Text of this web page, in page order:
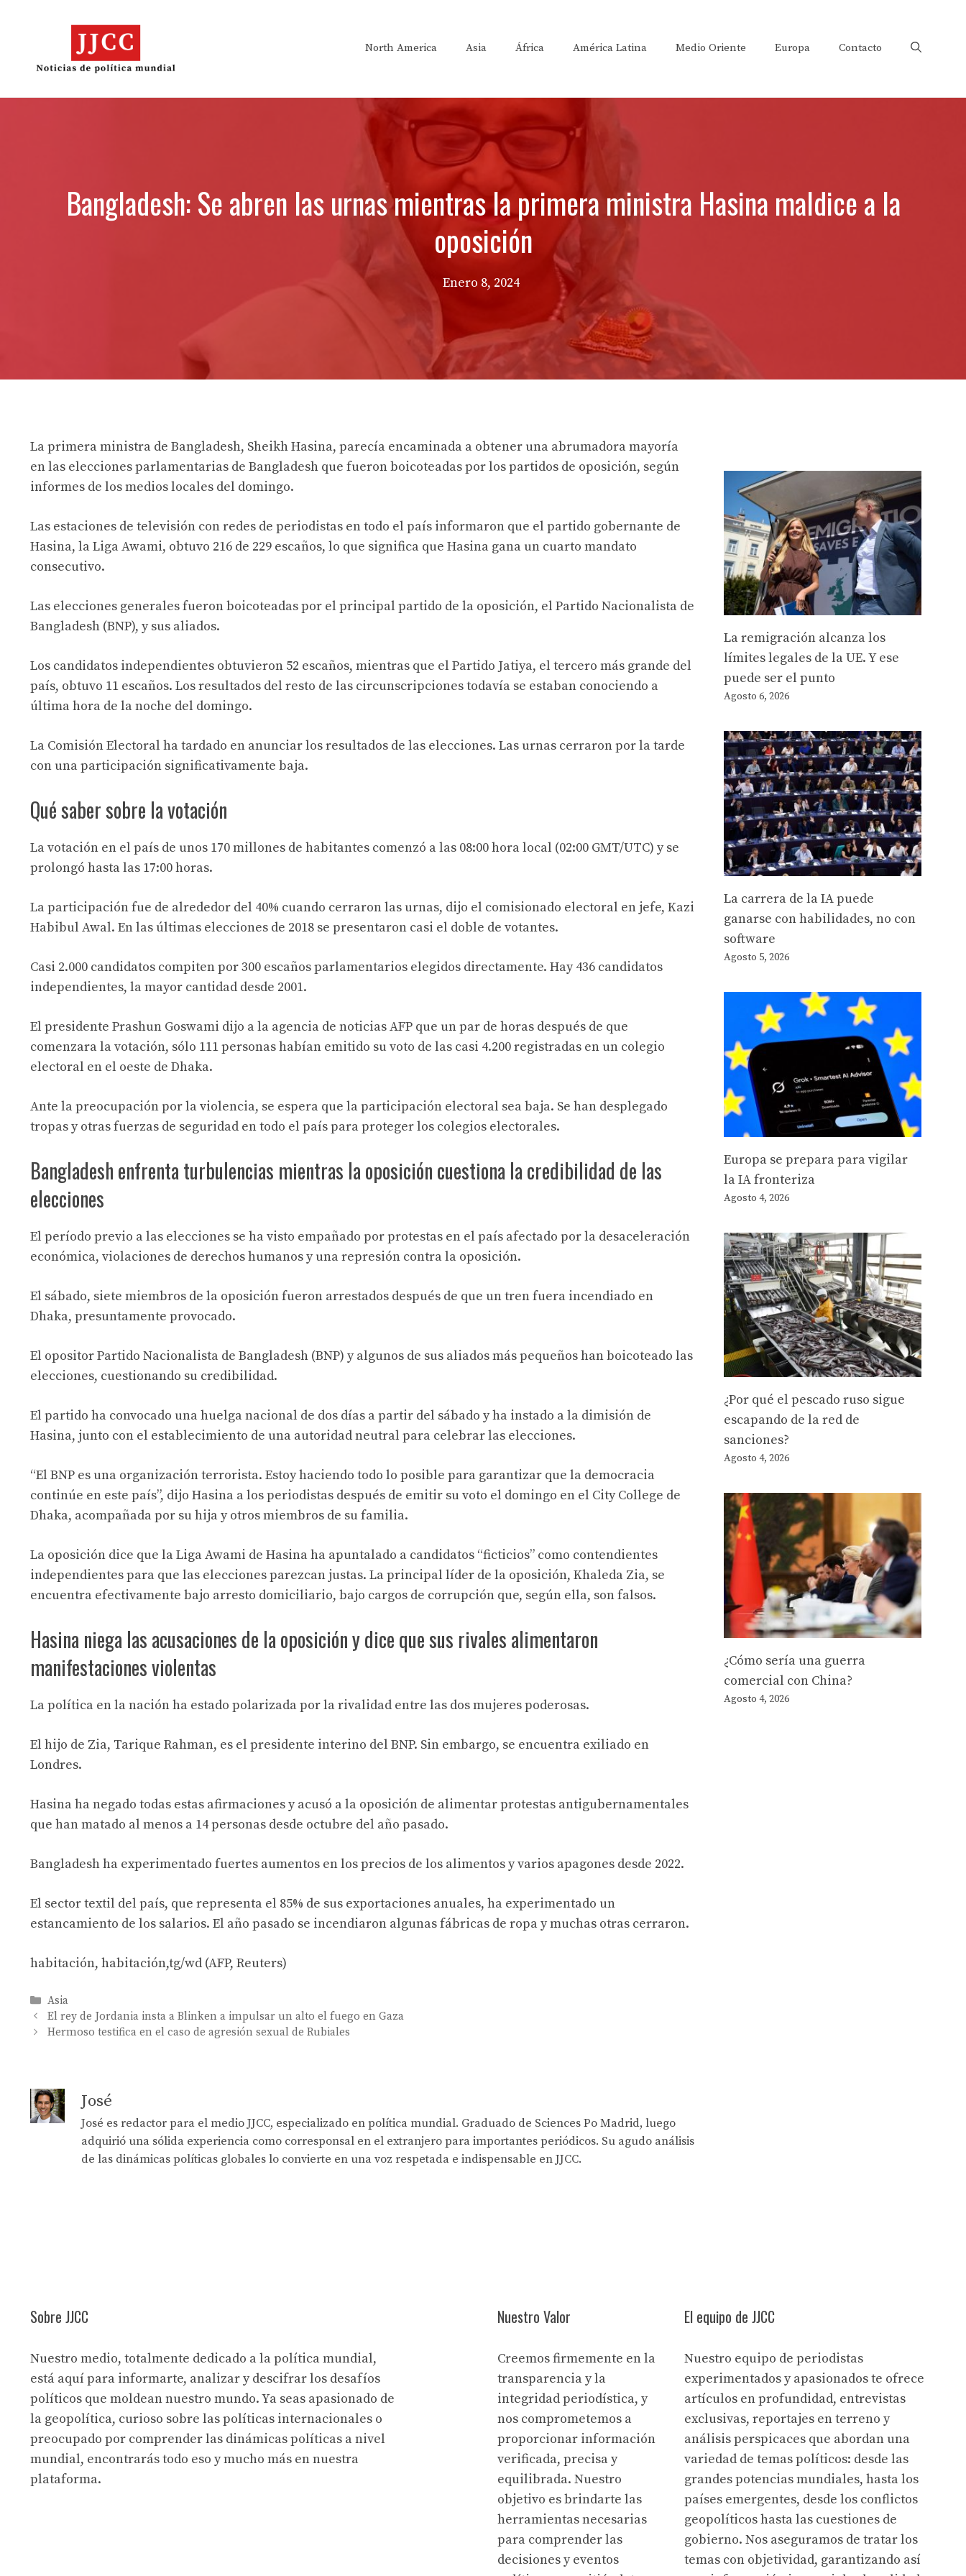
North America Asia África América Latina Medio Oriente Europa Contacto
Bangladesh: Se abren las urnas mientras la primera ministra Hasina maldice a la
oposición
Enero 8, 2024
La primera ministra de Bangladesh, Sheikh Hasina, parecía encaminada a obtener una abrumadora mayoría
en las elecciones parlamentarias de Bangladesh que fueron boicoteadas por los partidos de oposición, según
informes de los medios locales del domingo.
Las estaciones de televisión con redes de periodistas en todo el país informaron que el partido gobernante de
Hasina, la Liga Awami, obtuvo 216 de 229 escaños, lo que significa que Hasina gana un cuarto mandato
consecutivo.
Las elecciones generales fueron boicoteadas por el principal partido de la oposición, el Partido Nacionalista de
Bangladesh (BNP), y sus aliados.
Los candidatos independientes obtuvieron 52 escaños, mientras que el Partido Jatiya, el tercero más grande del
país, obtuvo 11 escaños. Los resultados del resto de las circunscripciones todavía se estaban conociendo a
última hora de la noche del domingo.
La Comisión Electoral ha tardado en anunciar los resultados de las elecciones. Las urnas cerraron por la tarde
con una participación significativamente baja.
Qué saber sobre la votación
La votación en el país de unos 170 millones de habitantes comenzó a las 08:00 hora local (02:00 GMT/UTC) y se
prolongó hasta las 17:00 horas.
La participación fue de alrededor del 40% cuando cerraron las urnas, dijo el comisionado electoral en jefe, Kazi
Habibul Awal. En las últimas elecciones de 2018 se presentaron casi el doble de votantes.
Casi 2.000 candidatos compiten por 300 escaños parlamentarios elegidos directamente. Hay 436 candidatos
independientes, la mayor cantidad desde 2001.
El presidente Prashun Goswami dijo a la agencia de noticias AFP que un par de horas después de que
comenzara la votación, sólo 111 personas habían emitido su voto de las casi 4.200 registradas en un colegio
electoral en el oeste de Dhaka.
Ante la preocupación por la violencia, se espera que la participación electoral sea baja. Se han desplegado
tropas y otras fuerzas de seguridad en todo el país para proteger los colegios electorales.
Bangladesh enfrenta turbulencias mientras la oposición cuestiona la credibilidad de las
elecciones
El período previo a las elecciones se ha visto empañado por protestas en el país afectado por la desaceleración
económica, violaciones de derechos humanos y una represión contra la oposición.
El sábado, siete miembros de la oposición fueron arrestados después de que un tren fuera incendiado en
Dhaka, presuntamente provocado.
El opositor Partido Nacionalista de Bangladesh (BNP) y algunos de sus aliados más pequeños han boicoteado las
elecciones, cuestionando su credibilidad.
El partido ha convocado una huelga nacional de dos días a partir del sábado y ha instado a la dimisión de
Hasina, junto con el establecimiento de una autoridad neutral para celebrar las elecciones.
“El BNP es una organización terrorista. Estoy haciendo todo lo posible para garantizar que la democracia
continúe en este país”, dijo Hasina a los periodistas después de emitir su voto el domingo en el City College de
Dhaka, acompañada por su hija y otros miembros de su familia.
La oposición dice que la Liga Awami de Hasina ha apuntalado a candidatos “ficticios” como contendientes
independientes para que las elecciones parezcan justas. La principal líder de la oposición, Khaleda Zia, se
encuentra efectivamente bajo arresto domiciliario, bajo cargos de corrupción que, según ella, son falsos.
Hasina niega las acusaciones de la oposición y dice que sus rivales alimentaron
manifestaciones violentas
La política en la nación ha estado polarizada por la rivalidad entre las dos mujeres poderosas.
El hijo de Zia, Tarique Rahman, es el presidente interino del BNP. Sin embargo, se encuentra exiliado en
Londres.
Hasina ha negado todas estas afirmaciones y acusó a la oposición de alimentar protestas antigubernamentales
que han matado al menos a 14 personas desde octubre del año pasado.
Bangladesh ha experimentado fuertes aumentos en los precios de los alimentos y varios apagones desde 2022.
El sector textil del país, que representa el 85% de sus exportaciones anuales, ha experimentado un
estancamiento de los salarios. El año pasado se incendiaron algunas fábricas de ropa y muchas otras cerraron.
habitación, habitación,tg/wd (AFP, Reuters)
Categories
Asia
El rey de Jordania insta a Blinken a impulsar un alto el fuego en Gaza
Hermoso testifica en el caso de agresión sexual de Rubiales
José
José es redactor para el medio JJCC, especializado en política mundial. Graduado de Sciences Po Madrid, luego
adquirió una sólida experiencia como corresponsal en el extranjero para importantes periódicos. Su agudo análisis
de las dinámicas políticas globales lo convierte en una voz respetada e indispensable en JJCC.
La remigración alcanza los
límites legales de la UE. Y ese
puede ser el punto
Agosto 6, 2026
La carrera de la IA puede
ganarse con habilidades, no con
software
Agosto 5, 2026
Europa se prepara para vigilar
la IA fronteriza
Agosto 4, 2026
¿Por qué el pescado ruso sigue
escapando de la red de
sanciones?
Agosto 4, 2026
¿Cómo sería una guerra
comercial con China?
Agosto 4, 2026
Sobre JJCC
Nuestro medio, totalmente dedicado a la política mundial,
está aquí para informarte, analizar y descifrar los desafíos
políticos que moldean nuestro mundo. Ya seas apasionado de
la geopolítica, curioso sobre las políticas internacionales o
preocupado por comprender las dinámicas políticas a nivel
mundial, encontrarás todo eso y mucho más en nuestra
plataforma.
Nuestro Valor
Creemos firmemente en la
transparencia y la
integridad periodística, y
nos comprometemos a
proporcionar información
verificada, precisa y
equilibrada. Nuestro
objetivo es brindarte las
herramientas necesarias
para comprender las
decisiones y eventos
El equipo de JJCC
Nuestro equipo de periodistas
experimentados y apasionados te ofrece
artículos en profundidad, entrevistas
exclusivas, reportajes en terreno y
análisis perspicaces que abordan una
variedad de temas políticos: desde las
grandes potencias mundiales, hasta los
países emergentes, desde los conflictos
geopolíticos hasta las cuestiones de
gobierno. Nos aseguramos de tratar los
temas con objetividad, garantizando así